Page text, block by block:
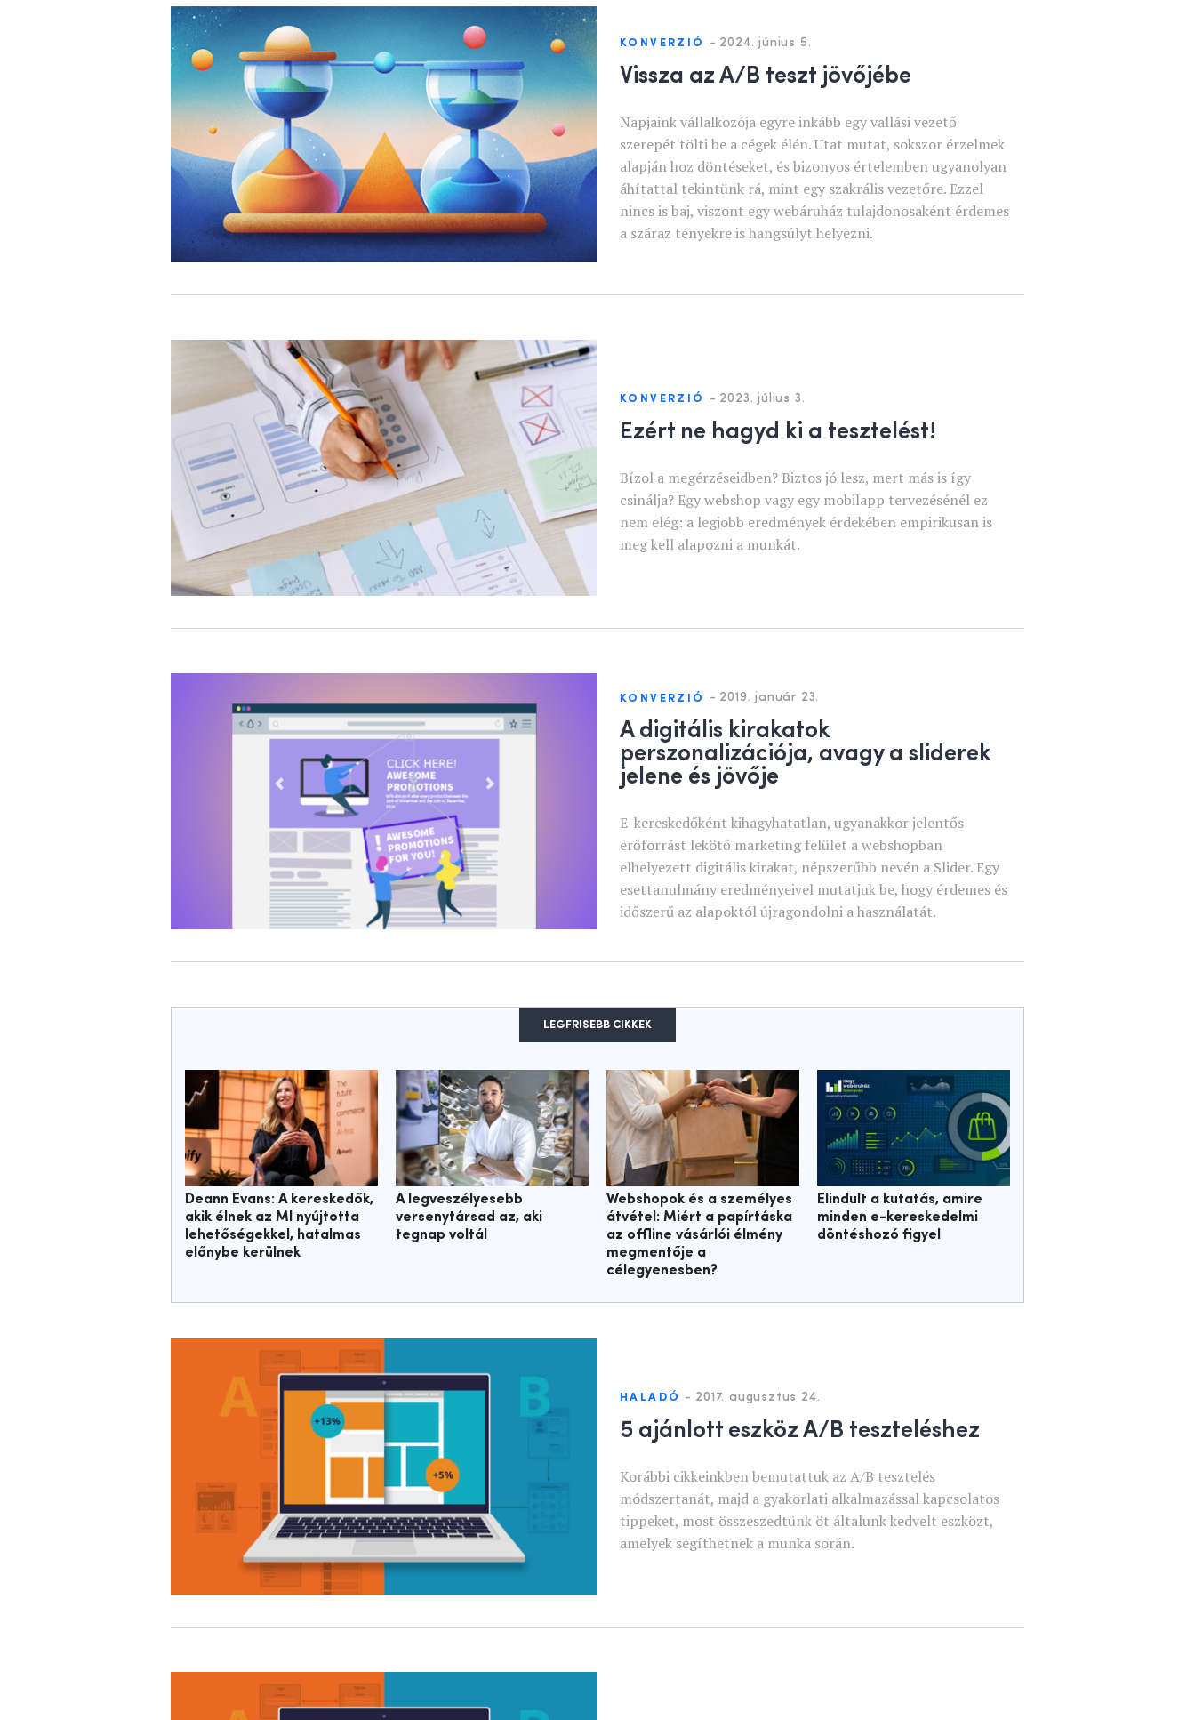
KONVERZIÓ - 2024. június 5.
Vissza az A/B teszt jövőjébe
Napjaink vállalkozója egyre inkább egy vallási vezető
szerepét tölti be a cégek élén. Utat mutat, sokszor érzelmek
alapján hoz döntéseket, és bizonyos értelemben ugyanolyan
áhítattal tekintünk rá, mint egy szakrális vezetőre. Ezzel
nincs is baj, viszont egy webáruház tulajdonosaként érdemes
a száraz tényekre is hangsúlyt helyezni.
KONVERZIÓ - 2023. július 3.
Ezért ne hagyd ki a tesztelést!
Bízol a megérzéseidben? Biztos jó lesz, mert más is így
csinálja? Egy webshop vagy egy mobilapp tervezésénél ez
nem elég: a legjobb eredmények érdekében empirikusan is
meg kell alapozni a munkát.
KONVERZIÓ - 2019. január 23.
A digitális kirakatok
perszonalizációja, avagy a sliderek
jelene és jövője
E-kereskedőként kihagyhatatlan, ugyanakkor jelentős
erőforrást lekötő marketing felület a webshopban
elhelyezett digitális kirakat, népszerűbb nevén a Slider. Egy
esettanulmány eredményeivel mutatjuk be, hogy érdemes és
időszerű az alapoktól újragondolni a használatát.
LEGFRISEBB CIKKEK
Deann Evans: A kereskedők,
akik élnek az MI nyújtotta
lehetőségekkel, hatalmas
előnybe kerülnek
A legveszélyesebb
versenytársad az, aki
tegnap voltál
Webshopok és a személyes
átvétel: Miért a papírtáska
az offline vásárlói élmény
megmentője a
célegyenesben?
Elindult a kutatás, amire
minden e-kereskedelmi
döntéshozó figyel
HALADÓ - 2017. augusztus 24.
5 ajánlott eszköz A/B teszteléshez
Korábbi cikkeinkben bemutattuk az A/B tesztelés
módszertanát, majd a gyakorlati alkalmazással kapcsolatos
tippeket, most összeszedtünk öt általunk kedvelt eszközt,
amelyek segíthetnek a munka során.